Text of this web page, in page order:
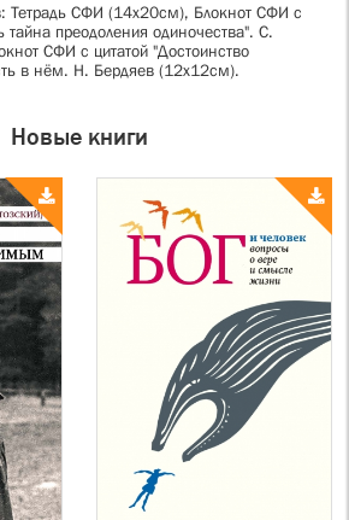
Тетрадь СФИ (14х20см), Блокнот СФИ с
тайна преодоления одиночества". С.
СФИ с цитатой "Достоинство
в нём. Н. Бердяев (12х12см).
Новые книги